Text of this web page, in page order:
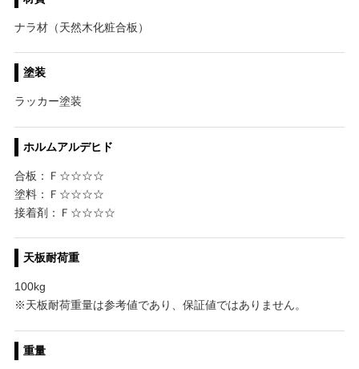
ナラ材（天然木化粧合板）
塗装
ラッカー塗装
ホルムアルデヒド
合板：Ｆ☆☆☆☆
塗料：Ｆ☆☆☆☆
接着剤：Ｆ☆☆☆☆
天板耐荷重
100kg
※天板耐荷重量は参考値であり、保証値ではありません。
重量